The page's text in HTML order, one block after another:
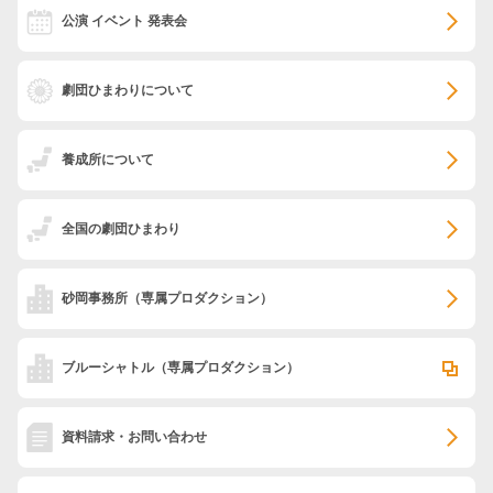
公演 イベント 発表会
劇団ひまわりについて
養成所について
全国の劇団ひまわり
砂岡事務所 （専属プロダクション）
ブルーシャトル（専属プロダクション）
資料請求・お問い合わせ